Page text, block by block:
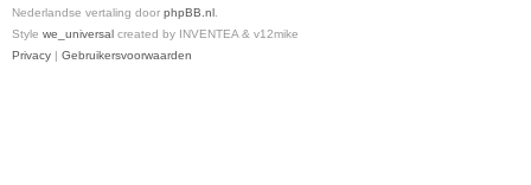
Nederlandse vertaling door phpBB.nl
Style we_universal created by INVENTEA & v12mike
Privacy | Gebruikersvoorwaarden